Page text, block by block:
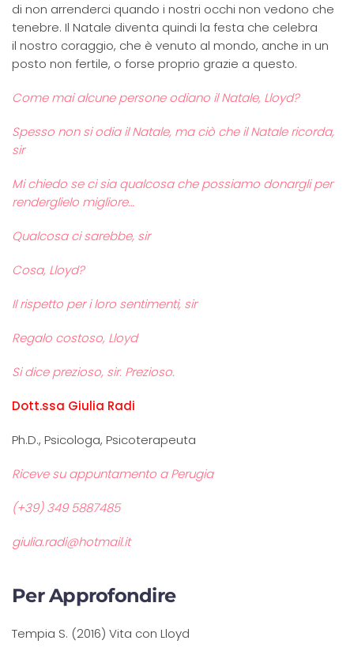
di non arrenderci quando i nostri occhi non vedono che
tenebre. Il Natale diventa quindi la festa che celebra
il nostro coraggio, che è venuto al mondo, anche in un
posto non fertile, o forse proprio grazie a questo.
Come mai alcune persone odiano il Natale, Lloyd?
Spesso non si odia il Natale, ma ciò che il Natale ricorda,
sir
Mi chiedo se ci sia qualcosa che possiamo donargli per
renderglielo migliore…
Qualcosa ci sarebbe, sir
Cosa, Lloyd?
Il rispetto per i loro sentimenti, sir
Regalo costoso, Lloyd
Si dice prezioso, sir. Prezioso.
Dott.ssa Giulia Radi
Ph.D., Psicologa, Psicoterapeuta
Riceve su appuntamento a Perugia
(+39) 349 5887485
giulia.radi@hotmail.it
Per Approfondire
Tempia S. (2016) Vita con Lloyd